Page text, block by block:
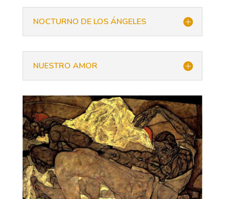
NOCTURNO DE LOS ÁNGELES
NUESTRO AMOR